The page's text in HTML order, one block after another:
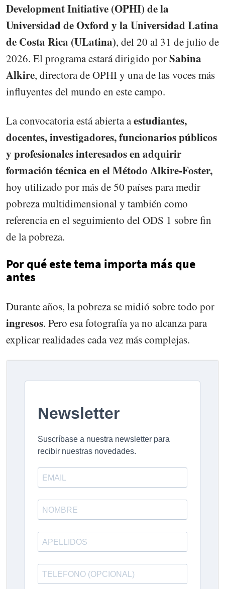
Development Initiative (OPHI) de la
Universidad de Oxford y la Universidad Latina
de Costa Rica (ULatina), del 20 al 31 de julio de
2026. El programa estará dirigido porSabina
Alkire, directora de OPHI y una de las voces más
influyentes del mundo en este campo.
La convocatoria está abierta aestudiantes,
docentes, investigadores, funcionarios públicos
y profesionales interesados en adquirir
formación técnica en el Método Alkire-Foster,
hoy utilizado por más de 50 países para medir
pobreza multidimensional y también como
referencia en el seguimiento del ODS 1 sobre fin
de la pobreza.
Por qué este tema importa más que
antes
Durante años, la pobreza se midió sobre todo por
ingresos. Pero esa fotografía ya no alcanza para
explicar realidades cada vez más complejas.